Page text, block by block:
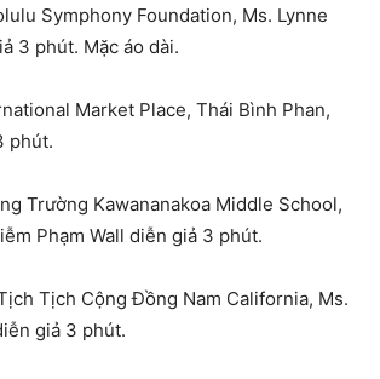
Symphony Foundation, Ms. Lynne
3 phút. Mặc áo dài.
Market Place, Thái Bình Phan,
phút.
Trường Kawananakoa Middle School,
Phạm Wall diễn giả 3 phút.
Tịch Cộng Đồng Nam California, Ms.
giả 3 phút.